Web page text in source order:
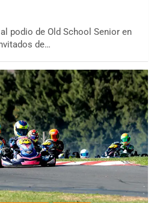
podio de Old School Senior en
de…